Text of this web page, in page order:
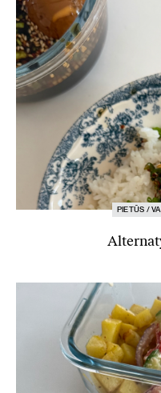
PIETŪS /